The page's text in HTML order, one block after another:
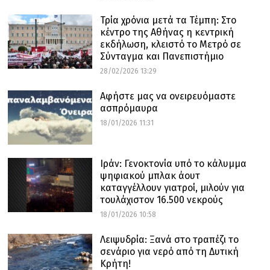
Τρία χρόνια μετά τα Τέμπη: Στο
κέντρο της Αθήνας η κεντρική
εκδήλωση, κλειστό το Μετρό σε
Σύνταγμα και Πανεπιστήμιο
28/02/2026 13:29
Αφήστε μας να ονειρευόμαστε
ασπρόμαυρα
18/01/2026 11:31
Ιράν: Γενοκτονία υπό το κάλυμμα
ψηφιακού μπλακ άουτ
καταγγέλλουν γιατροί, μιλούν για
τουλάχιστον 16.500 νεκρούς
18/01/2026 10:58
Λειψυδρία: Ξανά στο τραπέζι το
σενάριο για νερό από τη Δυτική
Κρήτη!